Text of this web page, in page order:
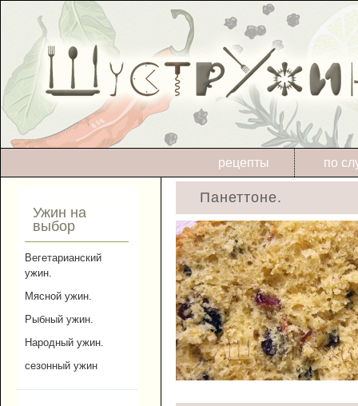
по
рецепты
Ужин на
выбор
Вегетарианский
ужин.
Мясной ужин.
Рыбный ужин.
Народный ужин.
сезонный ужин
Панеттоне.